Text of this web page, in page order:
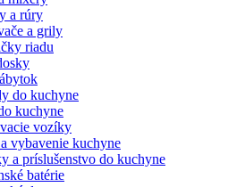
a rúry
a grily
riadu
do kuchyne
kuchyne
vozíky
vybavenie kuchyne
a príslušenstvo do kuchyne
batérie